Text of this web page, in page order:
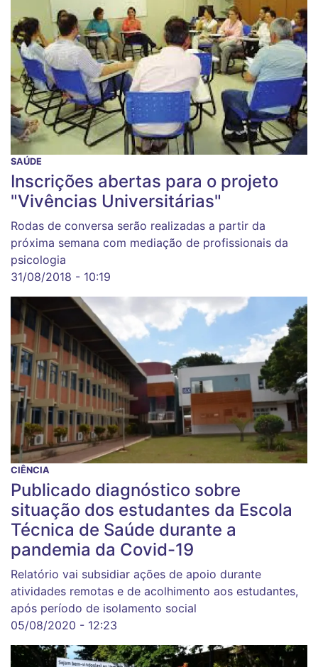
SAÚDE
Inscrições abertas para o projeto
"Vivências Universitárias"
Rodas de conversa serão realizadas a partir da
próxima semana com mediação de profissionais da
psicologia
31/08/2018 - 10:19
CIÊNCIA
Publicado diagnóstico sobre
situação dos estudantes da Escola
Técnica de Saúde durante a
pandemia da Covid-19
Relatório vai subsidiar ações de apoio durante
atividades remotas e de acolhimento aos estudantes,
após período de isolamento social
05/08/2020 - 12:23